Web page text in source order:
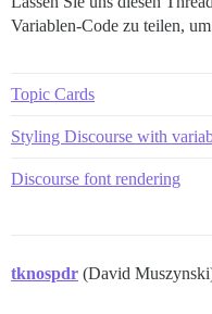
--title-color--
--d-table-border-
--topic-title-font-
--d-topic-list-
--d-topic-list-
--d-topic-list-
--d-topic-list-
  /* Navigation */
Variablen-Code zu teilen,
Topic Cards
Styling Discourse with
Discourse font rendering
tknospdr (David